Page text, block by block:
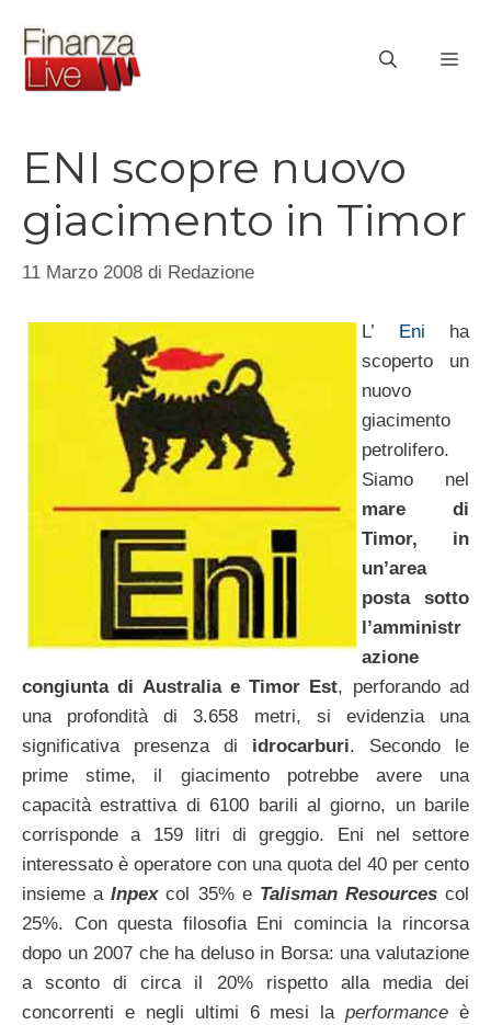
contenuto
ENI scopre nuovo
giacimento in Timor
11 Marzo 2008 di Redazione
L’ Eni ha
scoperto un
nuovo
giacimento
petrolifero.
Siamo nel
mare di
Timor, in
un’area
posta sotto
l’amministr
azione
congiunta di Australia e Timor Est, perforando ad
una profondità di 3.658 metri, si evidenzia una
significativa presenza di idrocarburi. Secondo le
prime stime, il giacimento potrebbe avere una
capacità estrattiva di 6100 barili al giorno, un barile
corrisponde a 159 litri di greggio. Eni nel settore
interessato è operatore con una quota del 40 per cento
insieme aInpexcol 35% e Talisman Resources col
25%. Con questa filosofia Eni comincia la rincorsa
dopo un 2007 che ha deluso in Borsa: una valutazione
a sconto di circa il 20% rispetto alla media dei
concorrenti e negli ultimi 6 mesi laperformance è